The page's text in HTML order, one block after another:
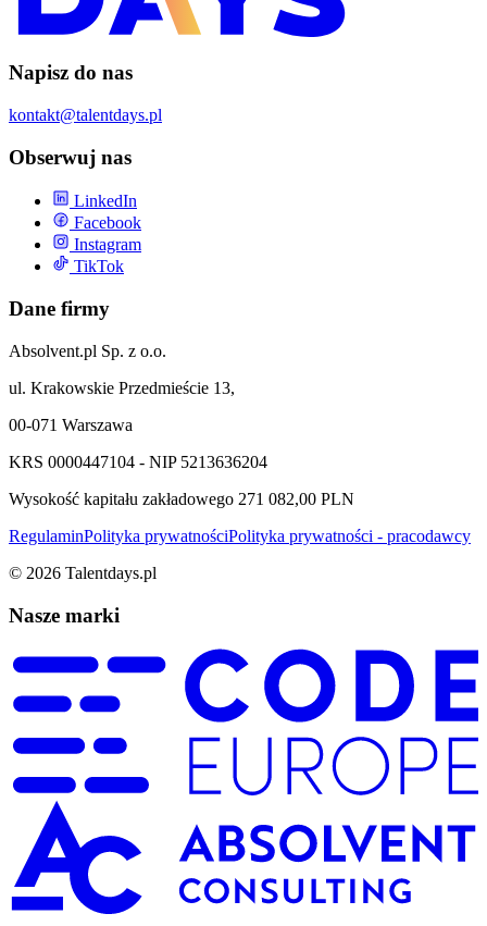
Napisz do nas
kontakt@talentdays.pl
Obserwuj nas
LinkedIn
Facebook
Instagram
TikTok
Dane firmy
Absolvent.pl Sp. z o.o.
ul. Krakowskie Przedmieście 13,
00-071 Warszawa
KRS 0000447104 - NIP 5213636204
Wysokość kapitału zakładowego 271 082,00 PLN
RegulaminPolityka prywatnościPolityka prywatności - pracodawcy
© 2026 Talentdays.pl
Nasze marki